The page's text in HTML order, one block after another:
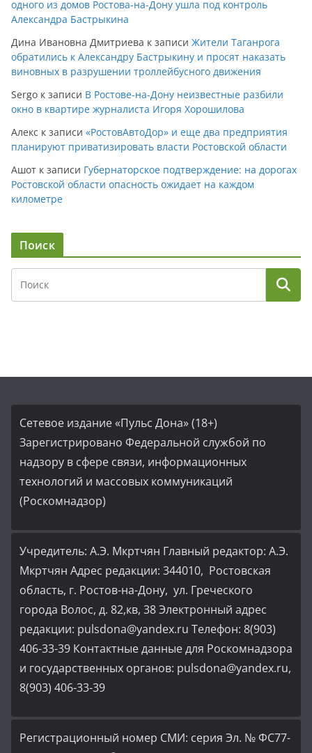
одного из домов Ростова-на-Дону ушла под контроль
Александра Бастрыкина
Дина Ивановна Дмитриева к записи Жители Таганрога
обратились к Александру Бастрыкину и просят наказать
виновных в разрушении троллейбусного движения
Sergo к записи В Ростове-на-Дону неизвестные разбили
окно в квартире журналиста Игоря Хорошилова
Алекс к записи «РостовАвтоДор» и еще два предприятия
планируют приватизировать власти Ростовской области
Ашот к записи Губернаторское подтверждение: на дорогах
Ростовской области опасность ожидает на каждом
километре
Поиск
Сетевое издание «Пульс Дона» (18+)
Зарегистрировано Федеральной службой по
надзору в сфере связи, информационных
технологий и массовых коммуникаций
(Роскомнадзор)
Учредитель: А.Э. Мкртчян Главный редактор: А.Э.
Мкртчян Адрес редакции: 344010, Ростовская
область, г. Ростов-на-Дону, ул. Греческого
города Волос, д. 82,кв, 38 Электронный адрес
редакции: pulsdona@yandex.ru Телефон: 8(903)
406-33-39 Контактные данные для Роскомнадзора
и государственных органов: pulsdona@yandex.ru,
8(903) 406-33-39
Регистрационный номер СМИ: серия Эл. № ФС77-